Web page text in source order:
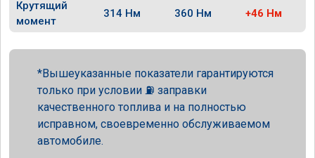
Крутящий
момент
314 Нм 360 Нм +46 Нм
Вышеуказанные показатели гарантируются
только при условии ⛽ заправки
качественного топлива и на полностью
исправном, своевременно обслуживаемом
автомобиле.